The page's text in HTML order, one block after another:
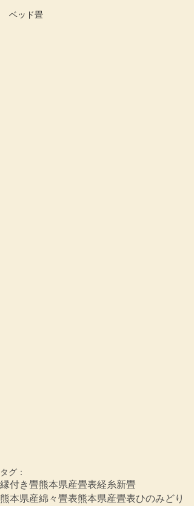
ベッド畳
タグ：
縁付き畳熊本県産畳表経糸新畳
熊本県産綿々畳表熊本県産畳表ひのみどり